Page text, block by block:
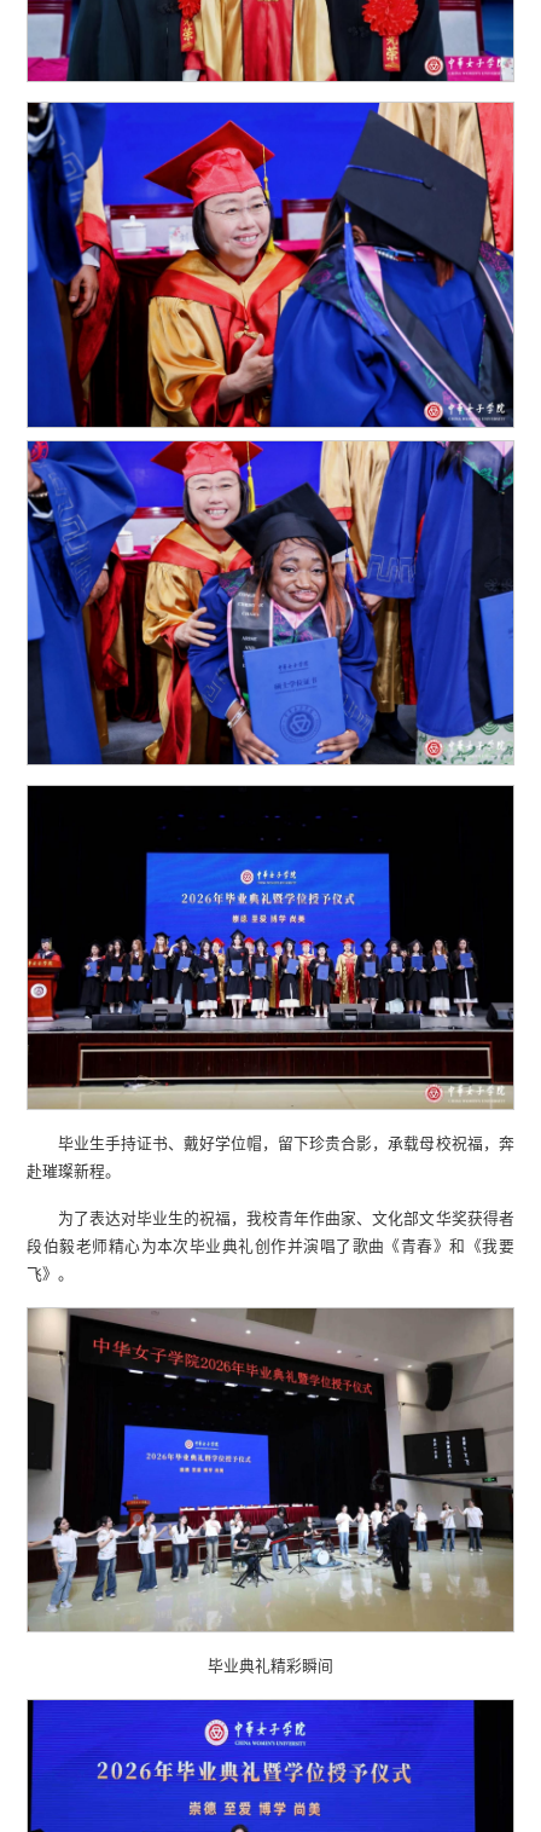
毕业生手持证书、戴好学位帽，留下珍贵合影，承载母校祝福，奔
赴璀璨新程。
为了表达对毕业生的祝福，我校青年作曲家、文化部文华奖获得者
段伯毅老师精心为本次毕业典礼创作并演唱了歌曲《青春》和《我要
飞》。
毕业典礼精彩瞬间